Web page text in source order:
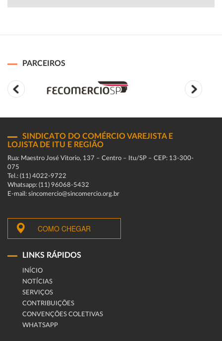
PARCEIROS
SINDICATO DO COMÉRCIO VAREJISTA E
LOJISTA DE ITU E REGIÃO
Rua: Maestro José Vitorio, 137 – Centro – Itu/SP – CEP: 13-300-
075
Tel.: (11) 4022-9722
Whatsapp: (11) 96068-5432
E-mail: sincomercio@sincomercio.org.br
COMO CHEGAR
LINKS RÁPIDOS
INÍCIO
NOTÍCIAS
SERVIÇOS
CONTRIBUIÇÕES
CONVENÇÕES COLETIVAS
WHATSAPP